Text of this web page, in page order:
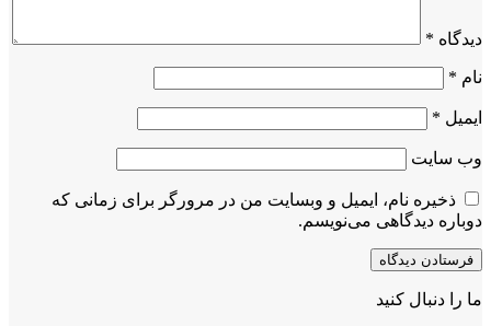
دیدگاه *
نام *
ایمیل *
وب‌ سایت
ذخیره نام، ایمیل و وبسایت من در مرورگر برای زمانی که
دوباره دیدگاهی می‌نویسم.
ما را دنبال کنید